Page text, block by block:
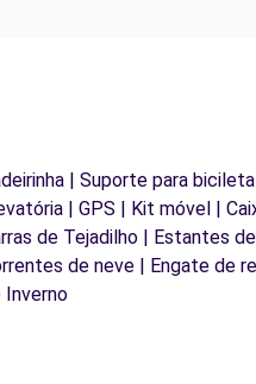
| Suporte para
| GPS | Kit móvel |
de Tejadilho | Estantes
de neve | Engate de
Inverno